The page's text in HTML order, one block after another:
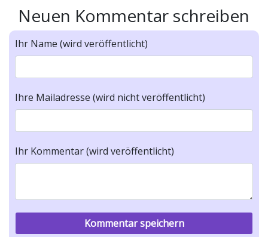
Neuen Kommentar schreiben
Ihr Name (wird veröffentlicht)
Ihre Mailadresse (wird nicht veröffentlicht)
Ihr Kommentar (wird veröffentlicht)